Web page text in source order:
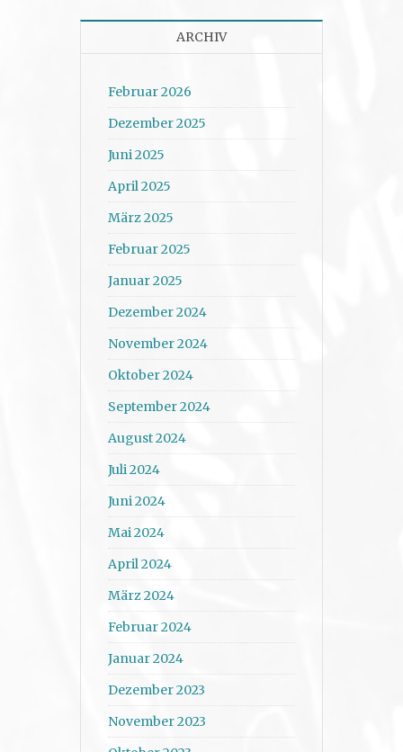
ARCHIV
Februar 2026
Dezember 2025
Juni 2025
April 2025
März 2025
Februar 2025
Januar 2025
Dezember 2024
November 2024
Oktober 2024
September 2024
August 2024
Juli 2024
Juni 2024
Mai 2024
April 2024
März 2024
Februar 2024
Januar 2024
Dezember 2023
November 2023